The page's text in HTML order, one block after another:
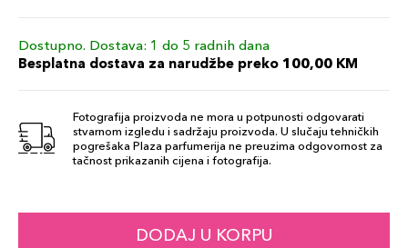
Dostupno. Dostava: 1 do 5 radnih dana
Besplatna dostava za narudžbe preko 100,00 KM
Fotografija proizvoda ne mora u potpunosti odgovarati
stvarnom izgledu i sadržaju proizvoda. U slučaju tehničkih
pogrešaka Plaza parfumerija ne preuzima odgovornost za
tačnost prikazanih cijena i fotografija.
DODAJ U KORPU